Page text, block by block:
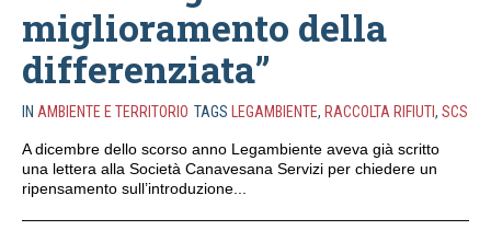
miglioramento della
differenziata”
IN AMBIENTE E TERRITORIO TAGS LEGAMBIENTE, RACCOLTA RIFIUTI, SCS
A dicembre dello scorso anno Legambiente aveva già scritto
una lettera alla Società Canavesana Servizi per chiedere un
ripensamento sull’introduzione...